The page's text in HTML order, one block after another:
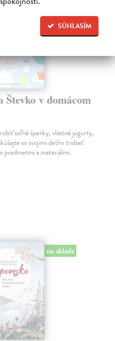
SÚHLASÍM
Števko v domácom
soľné šperky, vlastné jogurty,
so svojimi deťmi tridsať
predmetmi a materiálmi.
na sklade